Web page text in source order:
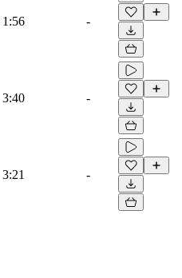
1:56 -
3:40 -
3:21 -